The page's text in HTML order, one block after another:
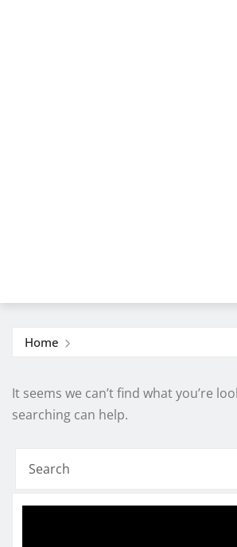
Home
It seems we can’t find what you’re
searching can help.